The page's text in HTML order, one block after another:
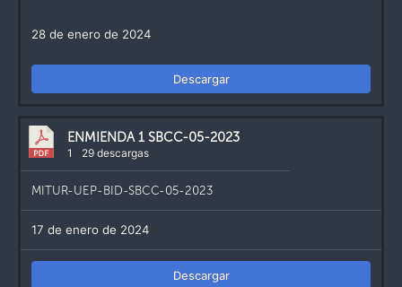
28 de enero de 2024
Descargar
ENMIENDA 1 SBCC-05-2023
1 29 descargas
MITUR-UEP-BID-SBCC-05-2023
17 de enero de 2024
Descargar